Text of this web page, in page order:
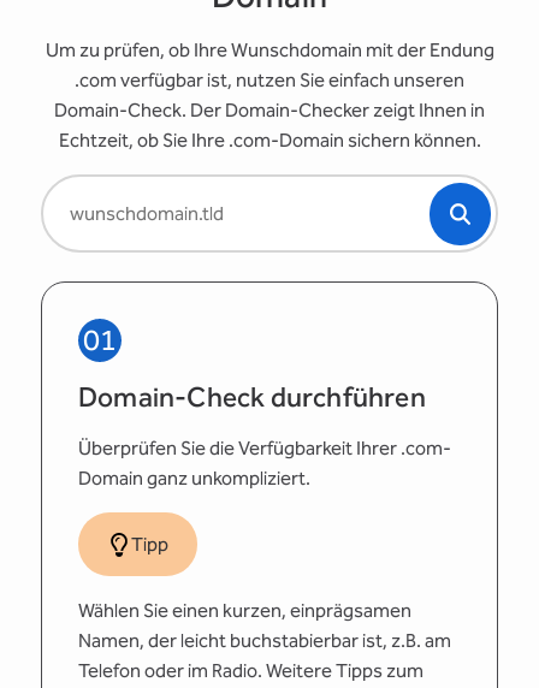
Um zu prüfen, ob Ihre Wunschdomain mit der Endung
.com verfügbar ist, nutzen Sie einfach unseren
Domain-Check. Der Domain-Checker zeigt Ihnen in
Echtzeit, ob Sie Ihre .com-Domain sichern können.
01
Domain-Check durchführen
Überprüfen Sie die Verfügbarkeit Ihrer .com-
Domain ganz unkompliziert.
Tipp
Wählen Sie einen kurzen, einprägsamen
Namen, der leicht buchstabierbar ist, z.B. am
Telefon oder im Radio. Weitere Tipps zum